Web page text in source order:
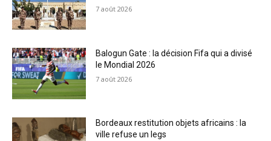
7 août 2026
Balogun Gate : la décision Fifa qui a divisé
le Mondial 2026
7 août 2026
Bordeaux restitution objets africains : la
ville refuse un legs